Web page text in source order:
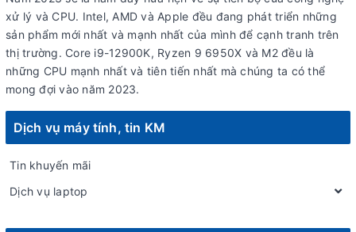
xử lý và CPU. Intel, AMD và Apple đều đang phát triển những
sản phẩm mới nhất và mạnh nhất của mình để cạnh tranh trên
thị trường. Core i9-12900K, Ryzen 9 6950X và M2 đều là
những CPU mạnh nhất và tiên tiến nhất mà chúng ta có thể
mong đợi vào năm 2023.
Dịch vụ máy tính, tin KM
Tin khuyến mãi
Dịch vụ laptop